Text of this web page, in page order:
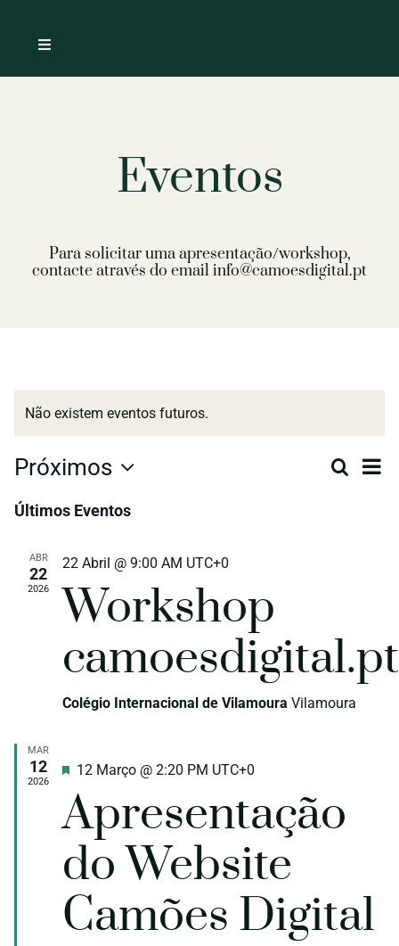
Toggle
Navigation
Home
Eventos
Para solicitar uma apresentação/workshop,
contacte através do email info@camoesdigital.pt
Não existem eventos futuros.
e
Lista
Próximos
a
Últimos Eventos
ABR
22
2026
22 Abril @ 9:00 AM UTC+0
Workshop
camoesdigital.pt
Colégio Internacional de Vilamoura Vilamoura
MAR
12
2026
Destaque
12 Março @ 2:20 PM UTC+0
Apresentação
do Website
Camões Digital